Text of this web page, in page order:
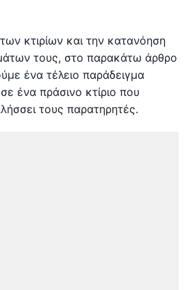
κτιρίων και την κατανόηση
τους, στο παρακάτω άρθρο
ένα τέλειο παράδειγμα
ένα πράσινο κτίριο που
τους παρατηρητές.